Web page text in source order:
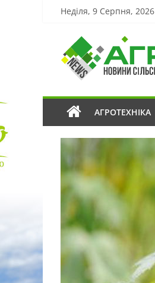
Неділя, 9 Серпня, 2026
АГРОТЕХНІКА